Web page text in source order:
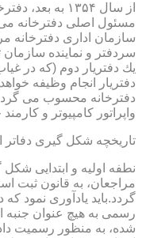
از سال ۱۳۵۴
مسئول اصلی دفترخانه می
سازمان اداری دفترخانه
سردفتر و نماینده
یك دفتریار دوم (كه در
دفتریار انجام وظیفه
دفترخانه محسوب می
واپراتور كامپیوتر و
تاریخچه شكل گیری
نطفه اولیه و ابتدایی
گردد.باید یادآوری نمود
رسمی به هیچ عنوان جنبه
شده، به منظور رسمیت